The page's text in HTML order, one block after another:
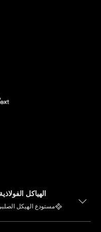
الهياكل
مستودع الهيكل